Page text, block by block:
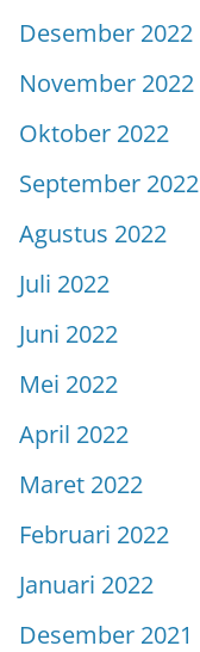
Desember 2022
November 2022
Oktober 2022
September 2022
Agustus 2022
Juli 2022
Juni 2022
Mei 2022
April 2022
Maret 2022
Februari 2022
Januari 2022
Desember 2021